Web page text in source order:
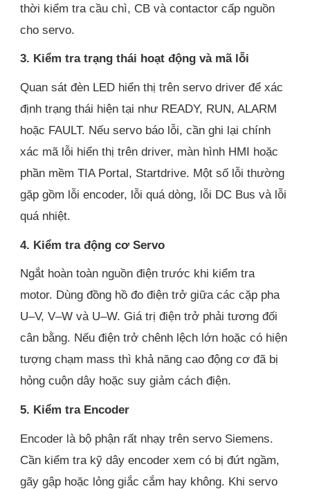
thời kiểm tra cầu chì, CB và contactor cấp nguồn
cho servo.
3. Kiểm tra trạng thái hoạt động và mã lỗi
Quan sát đèn LED hiển thị trên servo driver để xác
định trạng thái hiện tại như READY, RUN, ALARM
hoặc FAULT. Nếu servo báo lỗi, cần ghi lại chính
xác mã lỗi hiển thị trên driver, màn hình HMI hoặc
phần mềm TIA Portal, Startdrive. Một số lỗi thường
gặp gồm lỗi encoder, lỗi quá dòng, lỗi DC Bus và lỗi
quá nhiệt.
4. Kiểm tra động cơ Servo
Ngắt hoàn toàn nguồn điện trước khi kiểm tra
motor. Dùng đồng hồ đo điện trở giữa các cặp pha
U–V, V–W và U–W. Giá trị điện trở phải tương đối
cân bằng. Nếu điện trở chênh lệch lớn hoặc có hiện
tượng chạm mass thì khả năng cao động cơ đã bị
hỏng cuộn dây hoặc suy giảm cách điện.
5. Kiểm tra Encoder
Encoder là bộ phận rất nhạy trên servo Siemens.
Cần kiểm tra kỹ dây encoder xem có bị đứt ngầm,
gãy gập hoặc lỏng giắc cắm hay không. Khi servo